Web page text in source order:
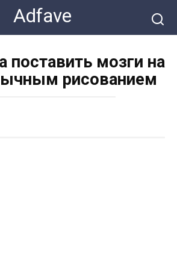
Adfave
поставить мозги на
рисованием